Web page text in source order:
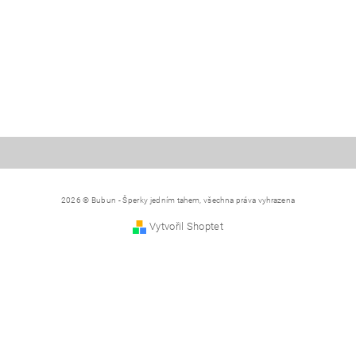
2026 © Bubun - Šperky jedním tahem, všechna práva vyhrazena
Vytvořil Shoptet